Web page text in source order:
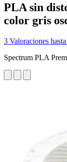
PLA sin
color gris
3 Valoraciones
Spectrum PLA